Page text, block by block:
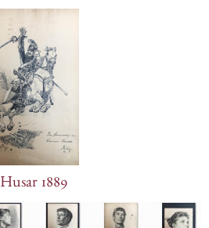
Husar 1889